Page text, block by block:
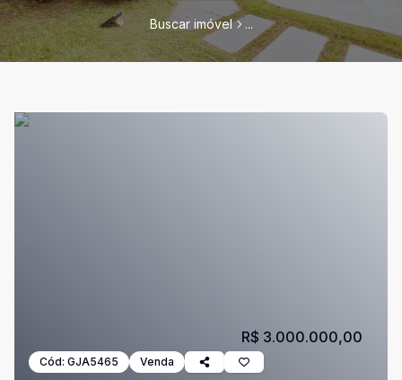
Buscar imóvel ...
Cód: GJA5465 Venda
R$ 3.000.000,00